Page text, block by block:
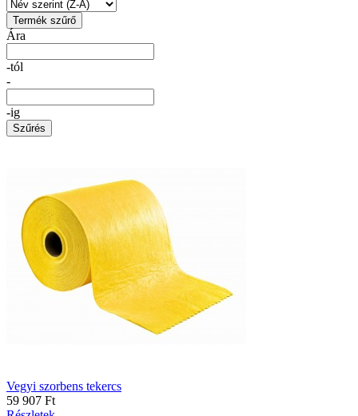
Termék szűrő
Ára
-tól
-
-ig
Vegyi szorbens tekercs
59 907 Ft